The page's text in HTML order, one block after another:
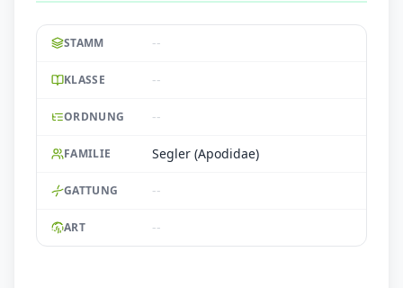
STAMM --
KLASSE --
ORDNUNG --
FAMILIE Segler (Apodidae)
GATTUNG --
ART --